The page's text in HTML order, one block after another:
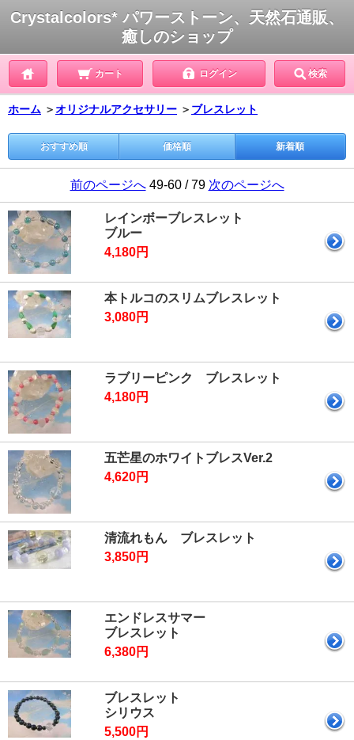
Crystalcolors* パワーストーン、天然石通販、
癒しのショップ
カート ログイン 検索
ホーム ＞オリジナルアクセサリー ＞ ブレスレット
おすすめ順 価格順 新着順
前のページへ49-60 / 79 次のページへ
レインボーブレスレット
ブルー
4,180円
本トルコのスリムブレスレット
3,080円
ラブリーピンク ブレスレット
4,180円
五芒星のホワイトブレスVer.2
4,620円
清流れもん ブレスレット
3,850円
エンドレスサマー
ブレスレット
6,380円
ブレスレット
シリウス
5,500円